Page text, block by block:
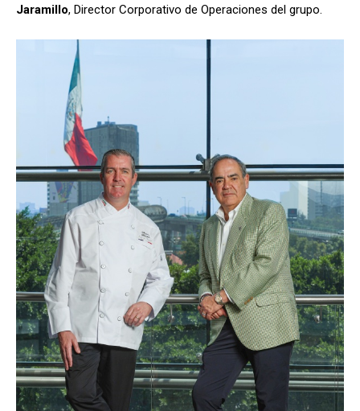
Jaramillo, Director Corporativo de Operaciones del grupo.